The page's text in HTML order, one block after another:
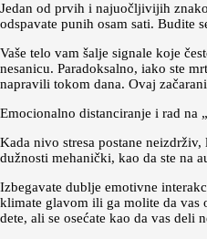
Jedan od prvih i najuočljivijih
odspavate punih osam sati. Budite
Vaše telo vam šalje signale koje
nesanicu. Paradoksalno, iako ste
napravili tokom dana. Ovaj
Emocionalno distanciranje i rad na
Kada nivo stresa postane
dužnosti mehanički, kao da ste na
Izbegavate dublje emotivne
klimate glavom ili ga molite da vas
dete, ali se osećate kao da vas